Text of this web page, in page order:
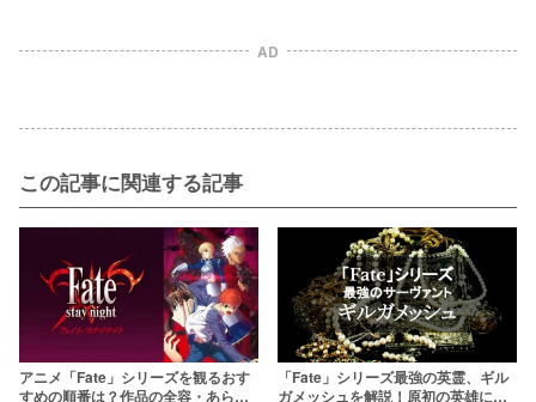
AD
この記事に関連する記事
アニメ「Fate」シリーズを観るおす
すめの順番は？作品の全容・あらす
「Fate」シリーズ最強の英霊、ギル
ガメッシュを解説！原初の英雄にし